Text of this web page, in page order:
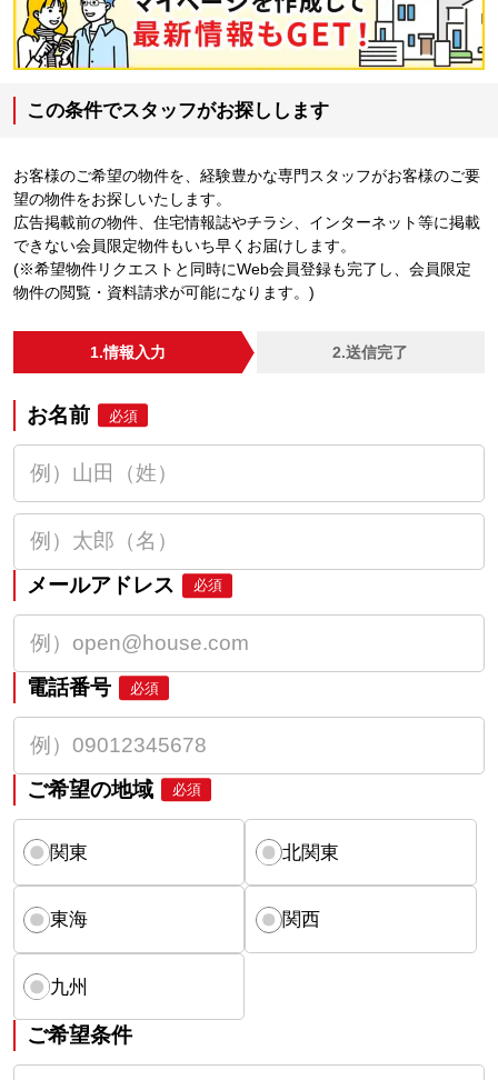
この条件でスタッフがお探しします
お客様のご希望の物件を、経験豊かな専門スタッフがお客様のご要
望の物件をお探しいたします。
広告掲載前の物件、住宅情報誌やチラシ、インターネット等に掲載
できない会員限定物件もいち早くお届けします。
(※希望物件リクエストと同時にWeb会員登録も完了し、会員限定
物件の閲覧・資料請求が可能になります。)
1.情報入力 2.送信完了
お名前 必須
メールアドレス 必須
電話番号 必須
ご希望の地域 必須
関東 北関東
東海 関西
九州
ご希望条件